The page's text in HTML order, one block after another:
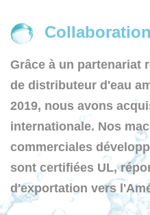
Grâce à un partenariat
de distributeur d'eau
2019, nous avons
internationale. Nos
commerciales
sont certifiées UL,
d'exportation vers